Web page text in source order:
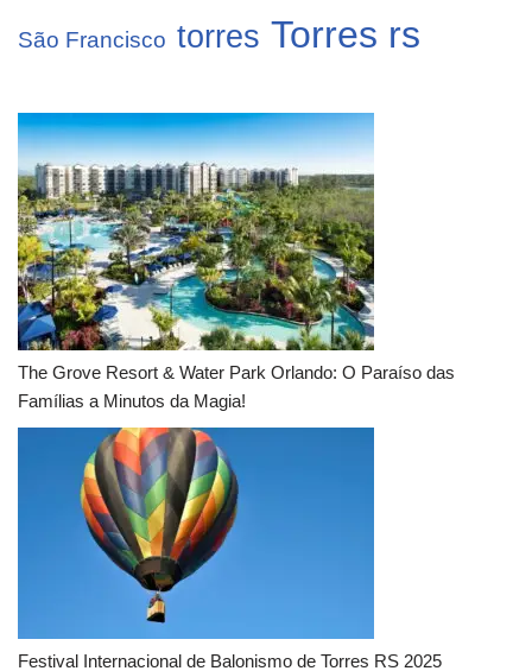
São Francisco torres Torres rs
The Grove Resort & Water Park Orlando: O Paraíso das
Famílias a Minutos da Magia!
Festival Internacional de Balonismo de Torres RS 2025